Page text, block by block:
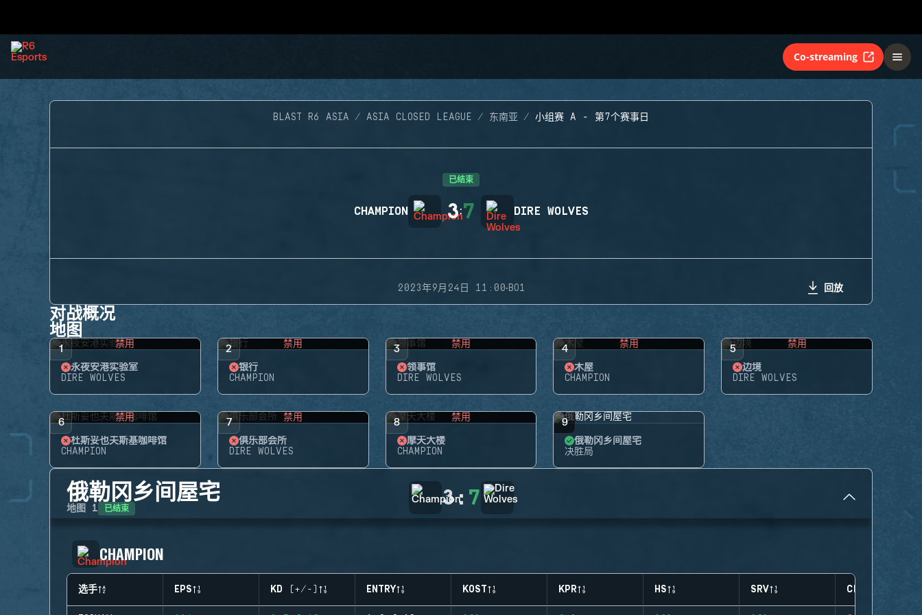
Co-streaming
BLAST R6 ASIA ASIA CLOSED LEAGUE 东南亚 小组赛 A - 第7个赛事日
已结束
CHAMPION 3:7 DIRE WOLVES
2023年9月24日 11:00·BO1 回放
对战概况
地图
1 禁用
永夜安港实验室
DIRE WOLVES
2 禁用
银行
CHAMPION
3 禁用
领事馆
DIRE WOLVES
4 禁用
木屋
CHAMPION
5 禁用
边境
DIRE WOLVES
6 禁用
杜斯妥也夫斯基咖啡馆
CHAMPION
7 禁用
俱乐部会所
DIRE WOLVES
8 禁用
摩天大楼
CHAMPION
9
俄勒冈乡间屋宅
决胜局
俄勒冈乡间屋宅
地图 1 已结束 3: 7
CHAMPION
选手 EPS KD (+/-) ENTRY KOST KPR HS SRV CLUTCHES